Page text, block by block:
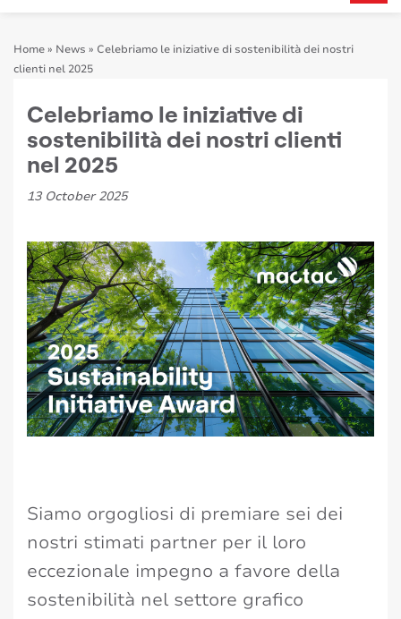
Home» News » Celebriamo le iniziative di sostenibilità dei nostri
clienti nel 2025
Celebriamo le iniziative di
sostenibilità dei nostri clienti
nel 2025
13 October 2025
Siamo orgogliosi di premiare sei dei
nostri stimati partner per il loro
eccezionale impegno a favore della
sostenibilità nel settore grafico